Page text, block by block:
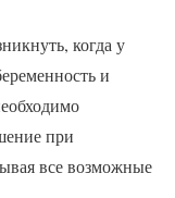
когда у
и
при
все возможные